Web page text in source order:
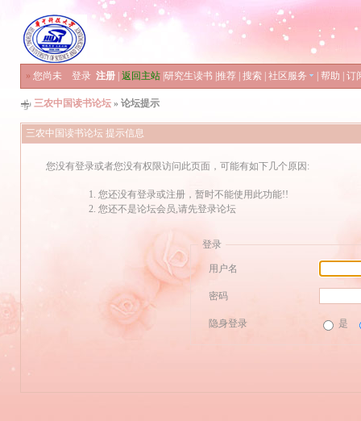
» 您尚未 登录 注册 返回主站 研究生读书 推荐 搜索 社区服务 帮助 订
三农中国读书论坛 » 论坛提示
三农中国读书论坛 提示信息
您没有登录或者您没有权限访问此页面，可能有如下几个原因:
您还没有登录或注册，暂时不能使用此功能!!
您还不是论坛会员,请先登录论坛
登录
用户名
密码
隐身登录 是